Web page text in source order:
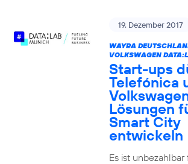
19. Dezember 2017
WAYRA
VOLKSWAGEN
Start-ups
Telefónica
Lösungen
Smart City
entwickeln
Es ist